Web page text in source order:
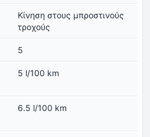
Κίνηση στους μπροστινούς
τροχούς
5
5 l/100 km
6.5 l/100 km